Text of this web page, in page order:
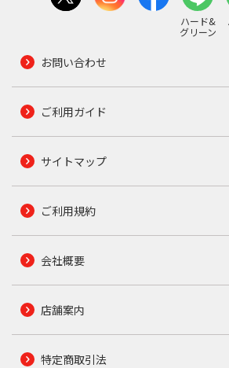
ハード&
グリーン
お問い合わせ
ご利用ガイド
サイトマップ
ご利用規約
会社概要
店舗案内
特定商取引法